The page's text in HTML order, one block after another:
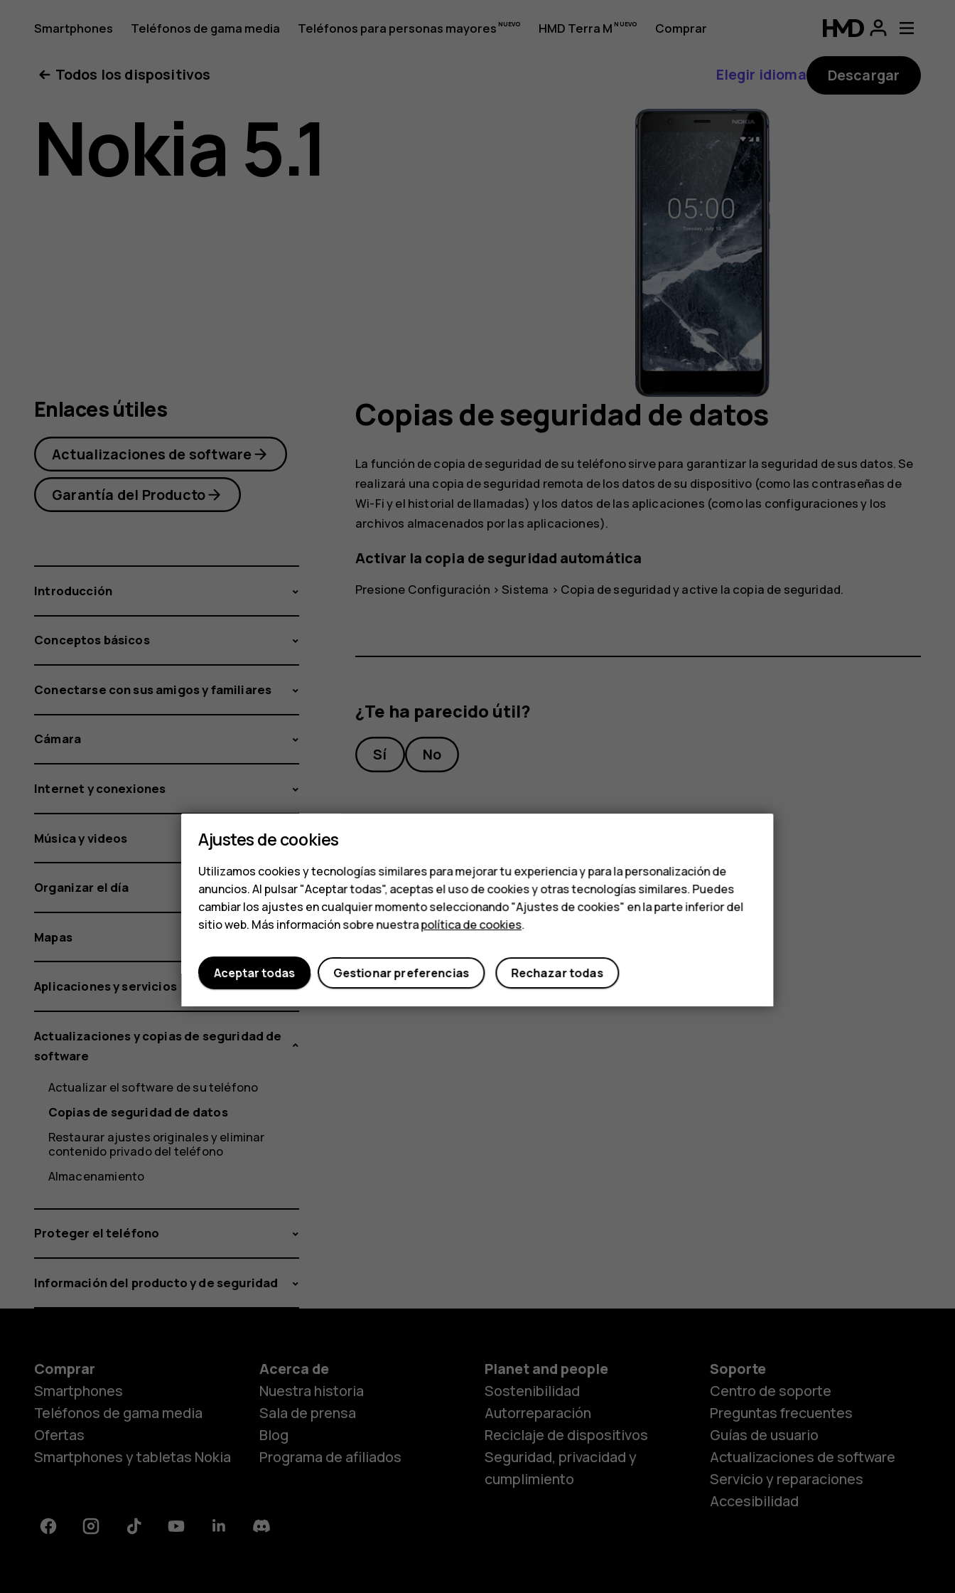
Manual
del
usuario
5.1
Smartphones Teléfonos de gama media Teléfonos para personas mayores HMD Terra M Comprar
Todos los dispositivos
Elegir idioma Descargar
Nokia 5.1
Copias de seguridad de datos
La función de copia de seguridad de su teléfono sirve para garantizar la seguridad de sus datos. Se
realizará una copia de seguridad remota de los datos de su dispositivo (como las contraseñas de
Wi-Fi y el historial de llamadas) y los datos de las aplicaciones (como las configuraciones y los
archivos almacenados por las aplicaciones).
Activar la copia de seguridad automática
Presione Configuración > Sistema > Copia de seguridady active la copia de seguridad.
¿Te ha parecido útil?
Sí No
Enlaces útiles
Actualizaciones de software
Garantía del Producto
Introducción
Conceptos básicos
Conectarse con sus amigos y familiares
Cámara
Internet y conexiones
Música y videos
Organizar el día
Mapas
Aplicaciones y servicios
Actualizaciones y copias de seguridad de
software
Actualizar el software de su teléfono
Copias de seguridad de datos
Restaurar ajustes originales y eliminar
contenido privado del teléfono
Almacenamiento
Proteger el teléfono
Información del producto y de seguridad
Comprar
Smartphones
Teléfonos de gama media
Ofertas
Smartphones y tabletas Nokia
Acerca de
Nuestra historia
Sala de prensa
Blog
Programa de afiliados
Planet and people
Sostenibilidad
Autorreparación
Reciclaje de dispositivos
Seguridad, privacidad y
cumplimiento
Soporte
Centro de soporte
Preguntas frecuentes
Guías de usuario
Actualizaciones de software
Servicio y reparaciones
Accesibilidad
FacebookInstagramTiktok YoutubeLinkedinDiscord
Ajustes de cookies
Utilizamos cookies y tecnologías similares para mejorar tu experiencia y para la personalización de
anuncios. Al pulsar "Aceptar todas", aceptas el uso de cookies y otras tecnologías similares. Puedes
cambiar los ajustes en cualquier momento seleccionando "Ajustes de cookies" en la parte inferior del
sitio web. Más información sobre nuestrapolítica de cookies.
Rechazar todas
Gestionar preferencias
Aceptar todas